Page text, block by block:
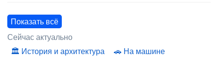
Показать всё
Сейчас актуально
История и архитектура
На машине